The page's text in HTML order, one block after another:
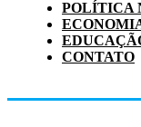
POLÍTICA
CONTATO